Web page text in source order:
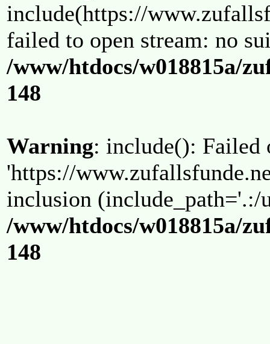
include(https://
failed to open stream: no
/www/htdocs/w018815a/
148
Warning: include(): Failed
'https://
inclusion (include_path='.:/
/www/htdocs/w018815a/
148